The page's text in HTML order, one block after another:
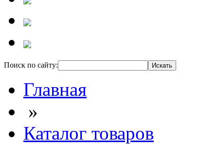
Поиск по сайту:
Главная
»
Каталог товаров